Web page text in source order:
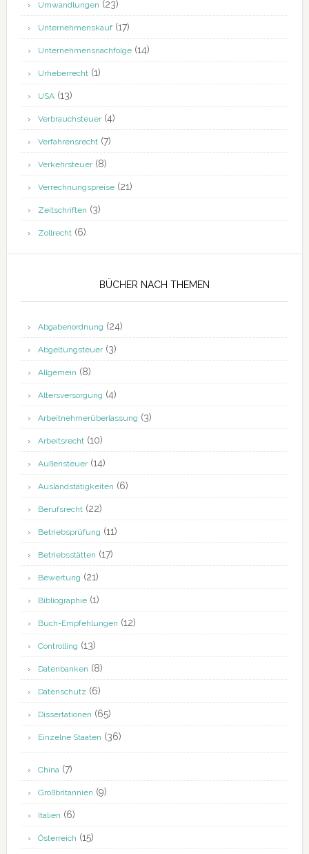
Umwandlungen (23)
Unternehmenskauf(17)
Unternehmensnachfolge(14)
Urheberrecht(1)
USA(13)
Verbrauchsteuer(4)
Verfahrensrecht(7)
Verkehrsteuer(8)
Verrechnungspreise(21)
Zeitschriften (3)
Zollrecht(6)
BÜCHER NACH THEMEN
Abgabenordnung (24)
Abgeltungsteuer(3)
Allgemein (8)
Altersversorgung (4)
Arbeitnehmerüberlassung (3)
Arbeitsrecht(10)
Außensteuer(14)
Auslandstätigkeiten (6)
Berufsrecht(22)
Betriebsprüfung (11)
Betriebsstätten (17)
Bewertung (21)
Bibliographie(1)
Buch-Empfehlungen (12)
Controlling (13)
Datenbanken (8)
Datenschutz (6)
Dissertationen (65)
Einzelne Staaten (36)
China(7)
Großbritannien (9)
Italien (6)
Österreich (15)